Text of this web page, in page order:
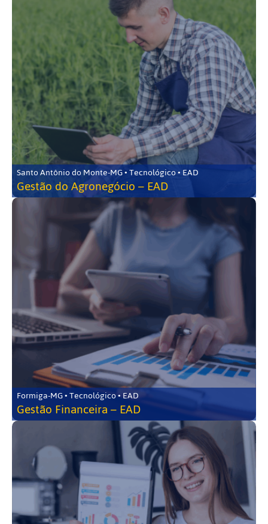
Santo Antônio do Monte-MG • Tecnológico • EAD
Gestão do Agronegócio – EAD
Formiga-MG • Tecnológico • EAD
Gestão Financeira – EAD